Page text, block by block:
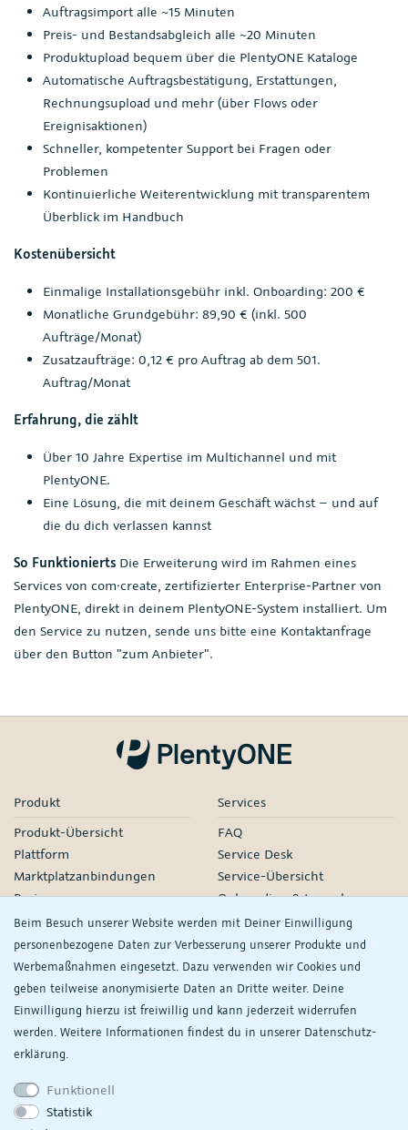
Beim Besuch unserer Website werden mit Deiner Einwilligung
personenbezogene Daten zur Verbesserung unserer Produkte und
Werbemaßnahmen eingesetzt. Dazu verwenden wir Cookies und
geben teilweise anonymisierte Daten an Dritte weiter. Deine
Einwilligung hierzu ist freiwillig und kann jederzeit widerrufen
werden. Weitere Informationen findest du in unserer Daten­schutz­
erklärung.
Funktionell
Statistik
Auftragsimport alle ~15 Minuten
Preis- und Bestandsabgleich alle ~20 Minuten
Produktupload bequem über die PlentyONE Kataloge
Automatische Auftragsbestätigung, Erstattungen,
Rechnungsupload und mehr (über Flows oder
Ereignisaktionen)
Schneller, kompetenter Support bei Fragen oder
Problemen
Kontinuierliche Weiterentwicklung mit transparentem
Überblick im Handbuch
Kostenübersicht
Einmalige Installationsgebühr inkl. Onboarding: 200 €
Monatliche Grundgebühr: 89,90 € (inkl. 500
Aufträge/Monat)
Zusatzaufträge: 0,12 € pro Auftrag ab dem 501.
Auftrag/Monat
Erfahrung, die zählt
Über 10 Jahre Expertise im Multichannel und mit
PlentyONE.
Eine Lösung, die mit deinem Geschäft wächst – und auf
die du dich verlassen kannst
So Funktionierts Die Erweiterung wird im Rahmen eines
Services von com·create, zertifizierter Enterprise-Partner von
PlentyONE, direkt in deinem PlentyONE-System installiert. Um
den Service zu nutzen, sende uns bitte eine Kontaktanfrage
über den Button "zum Anbieter".
Produkt
Produkt-Übersicht
Plattform
Marktplatzanbindungen
Preise
Services
FAQ
Service Desk
Service-Übersicht
Onboarding & Launch
Services
Managed Services
Partner-Netzwerk
Webinare
Knowledge
plentyDevelopers
Product Information Hub
Unternehmen